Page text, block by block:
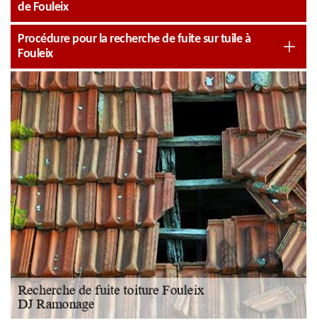
de Fouleix
Procédure pour la recherche de fuite sur tuile à
Fouleix